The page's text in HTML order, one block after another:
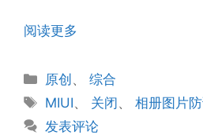
阅读更多
分
类
原创、综合
标
签
MIUI、 关闭、相册图片
发表评论